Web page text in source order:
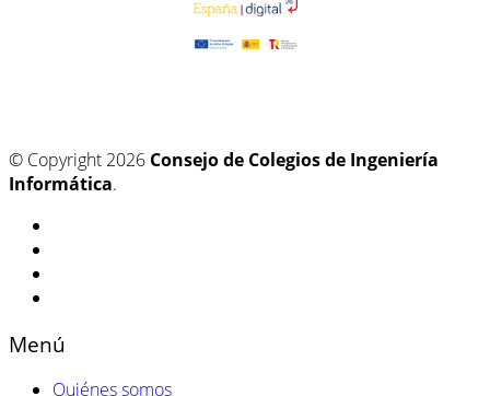
© Copyright 2026 Consejo de Colegios de Ingeniería
Informática.
Menú
Quiénes somos